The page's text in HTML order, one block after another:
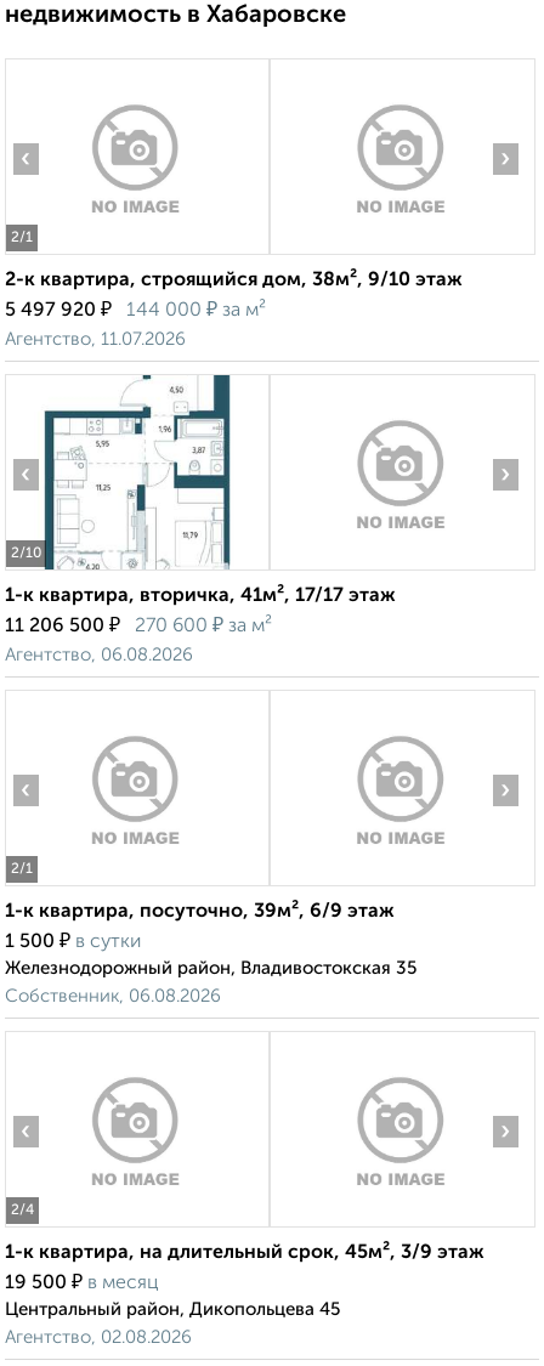
недвижимость в Хабаровске
2/1
‹ ›
2-к квартира, строящийся дом, 38м², 9/10 этаж
5 497 920 ₽ 144 000 ₽ за м²
Агентство, 11.07.2026
2/10
‹ ›
1-к квартира, вторичка, 41м², 17/17 этаж
11 206 500 ₽ 270 600 ₽ за м²
Агентство, 06.08.2026
2/1
‹ ›
1-к квартира, посуточно, 39м², 6/9 этаж
1 500 ₽ в сутки
Железнодорожный район, Владивостокская 35
Собственник, 06.08.2026
2/4
‹ ›
1-к квартира, на длительный срок, 45м², 3/9 этаж
19 500 ₽ в месяц
Центральный район, Дикопольцева 45
Агентство, 02.08.2026